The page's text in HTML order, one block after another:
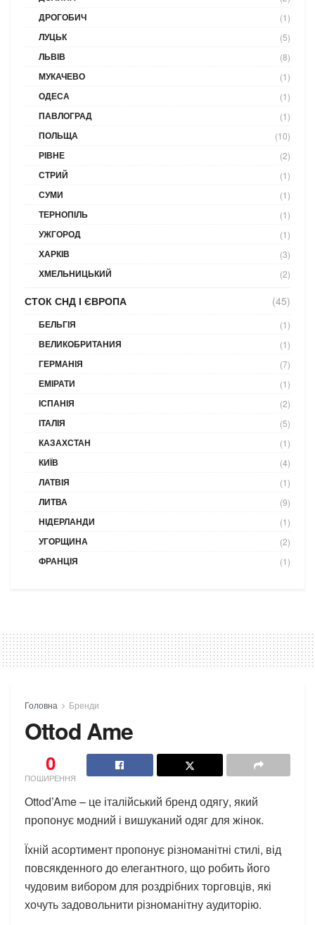
ДРОГОБИЧ (1)
ЛУЦЬК (5)
ЛЬВІВ (8)
МУКАЧЕВО (1)
ОДЕСА (1)
ПАВЛОГРАД (1)
ПОЛЬЩА (10)
РІВНЕ (2)
СТРИЙ (1)
СУМИ (1)
ТЕРНОПІЛЬ (1)
УЖГОРОД (1)
ХАРКІВ (3)
ХМЕЛЬНИЦЬКИЙ (2)
СТОК СНД І ЄВРОПА (45)
БЕЛЬГІЯ (1)
ВЕЛИКОБРИТАНИЯ (1)
ГЕРМАНІЯ (7)
ЕМІРАТИ (1)
ІСПАНІЯ (2)
ІТАЛІЯ (5)
КАЗАХСТАН (1)
КИЇВ (4)
ЛАТВІЯ (1)
ЛИТВА (9)
НІДЕРЛАНДИ (1)
УГОРЩИНА (2)
ФРАНЦІЯ (1)
Головна Бренди
Ottod Ame
0
ПОШИРЕННЯ
Ottod’Ame – це італійський бренд одягу, який
пропонує модний і вишуканий одяг для жінок.
Їхній асортимент пропонує різноманітні стилі, від
повсякденного до елегантного, що робить його
чудовим вибором для роздрібних торговців, які
хочуть задовольнити різноманітну аудиторію.